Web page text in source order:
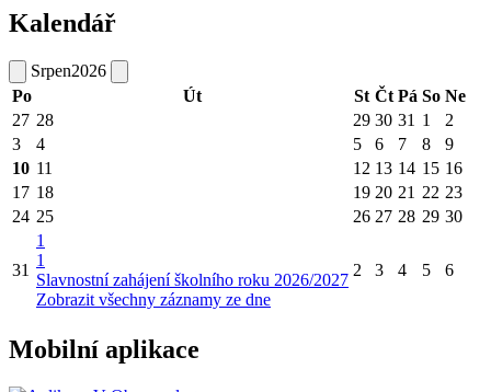
Kalendář
Srpen2026
Po
Út St Čt Pá So Ne
27 28 29 30 31 1
2
3
4 5 6 7 8
9
10 11 12 13 14 15 16
17 18 19 20 21 22 23
24 25 26 27 28 29 30
31
1
1
Slavnostní zahájení školního roku 2026/2027
Zobrazit všechny záznamy ze dne
2 3 4 5 6
Mobilní aplikace